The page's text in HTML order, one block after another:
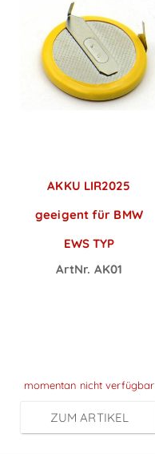
AKKU LIR2025
geeigent für BMW
EWS TYP
ArtNr. AK01
momentan nicht verfügbar
ZUM ARTIKEL